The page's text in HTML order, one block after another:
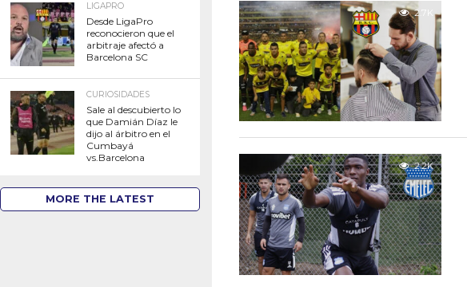
2.7K
2.2K
LIGAPRO
Desde LigaPro
reconocieron que el
arbitraje afectó a
Barcelona SC
CURIOSIDADES
Sale al descubierto lo
que Damián Díaz le
dijo al árbitro en el
Cumbayá
vs.Barcelona
MORE THE LATEST